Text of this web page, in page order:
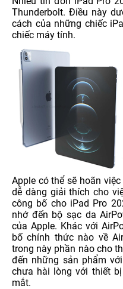
Thunderbolt. Điều này
cách của những chiếc
chiếc máy tính.
Apple có thể sẽ hoãn
dễ dàng giải thích cho
công bố cho iPad Pro
nhớ đến bộ sạc da
của Apple. Khác với
bố chính thức nào về
trong này phần nào cho
đến những sản phẩm
chưa hài lòng với thiết
mắt.